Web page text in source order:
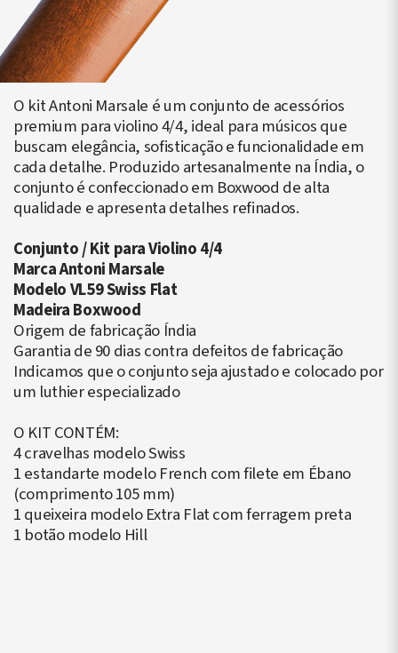
O kit Antoni Marsale é um conjunto de acessórios
premium para violino 4/4, ideal para músicos que
buscam elegância, sofisticação e funcionalidade em
cada detalhe. Produzido artesanalmente na Índia, o
conjunto é confeccionado em Boxwood de alta
qualidade e apresenta detalhes refinados.
Conjunto / Kit para Violino 4/4
Marca Antoni Marsale
Modelo VL59 Swiss Flat
Madeira Boxwood
Origem de fabricação Índia
Garantia de 90 dias contra defeitos de fabricação
Indicamos que o conjunto seja ajustado e colocado por
um luthier especializado
O KIT CONTÉM:
4 cravelhas modelo Swiss
1 estandarte modelo French com filete em Ébano
(comprimento 105 mm)
1 queixeira modelo Extra Flat com ferragem preta
1 botão modelo Hill